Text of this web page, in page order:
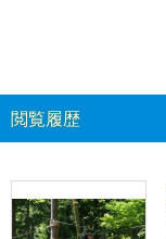
閲覧履歴